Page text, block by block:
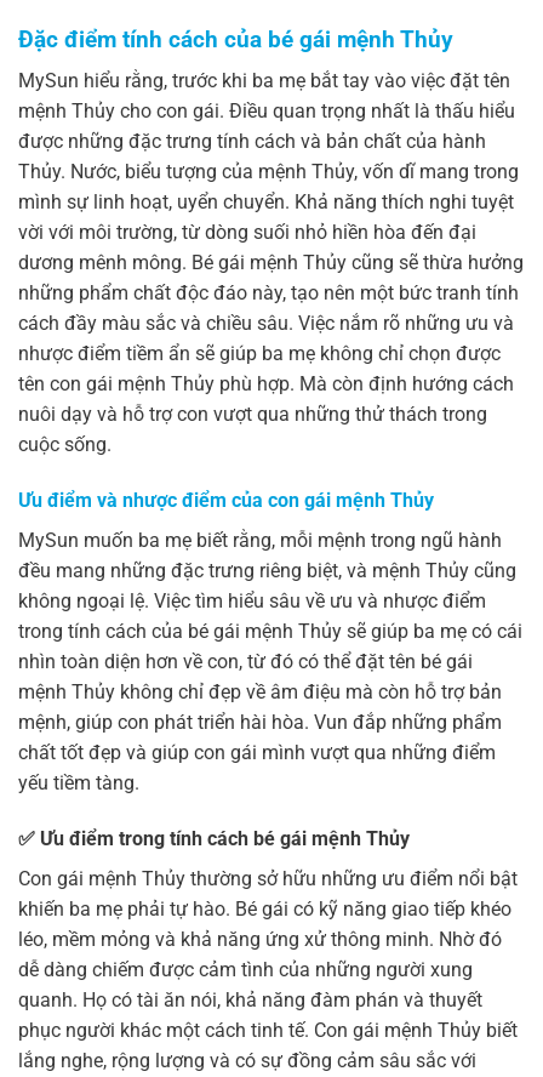
Đặc điểm tính cách của bé gái mệnh Thủy
MySun hiểu rằng, trước khi ba mẹ bắt tay vào việc đặt tên
mệnh Thủy cho con gái. Điều quan trọng nhất là thấu hiểu
được những đặc trưng tính cách và bản chất của hành
Thủy. Nước, biểu tượng của mệnh Thủy, vốn dĩ mang trong
mình sự linh hoạt, uyển chuyển. Khả năng thích nghi tuyệt
vời với môi trường, từ dòng suối nhỏ hiền hòa đến đại
dương mênh mông. Bé gái mệnh Thủy cũng sẽ thừa hưởng
những phẩm chất độc đáo này, tạo nên một bức tranh tính
cách đầy màu sắc và chiều sâu. Việc nắm rõ những ưu và
nhược điểm tiềm ẩn sẽ giúp ba mẹ không chỉ chọn được
tên con gái mệnh Thủy phù hợp. Mà còn định hướng cách
nuôi dạy và hỗ trợ con vượt qua những thử thách trong
cuộc sống.
Ưu điểm và nhược điểm của con gái mệnh Thủy
MySun muốn ba mẹ biết rằng, mỗi mệnh trong ngũ hành
đều mang những đặc trưng riêng biệt, và mệnh Thủy cũng
không ngoại lệ. Việc tìm hiểu sâu về ưu và nhược điểm
trong tính cách của bé gái mệnh Thủy sẽ giúp ba mẹ có cái
nhìn toàn diện hơn về con, từ đó có thể đặt tên bé gái
mệnh Thủy không chỉ đẹp về âm điệu mà còn hỗ trợ bản
mệnh, giúp con phát triển hài hòa. Vun đắp những phẩm
chất tốt đẹp và giúp con gái mình vượt qua những điểm
yếu tiềm tàng.
✅ Ưu điểm trong tính cách bé gái mệnh Thủy
Con gái mệnh Thủy thường sở hữu những ưu điểm nổi bật
khiến ba mẹ phải tự hào. Bé gái có kỹ năng giao tiếp khéo
léo, mềm mỏng và khả năng ứng xử thông minh. Nhờ đó
dễ dàng chiếm được cảm tình của những người xung
quanh. Họ có tài ăn nói, khả năng đàm phán và thuyết
phục người khác một cách tinh tế. Con gái mệnh Thủy biết
lắng nghe, rộng lượng và có sự đồng cảm sâu sắc với